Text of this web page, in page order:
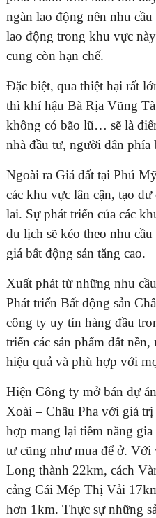
ngàn lao động nên nhu
lao động trong khu vực
cung còn hạn chế.
Đặc biệt, qua thiệt hại rất
thì khí hậu Bà Rịa Vũng
không có bão lũ… sẽ là
nhà đầu tư, người dân phía
Ngoài ra Giá đất tại Phú
các khu vực lân cận, tạo
lai. Sự phát triển của các
du lịch sẽ kéo theo nhu
giá bất động sản tăng cao.
Xuất phát từ những nhu
Phát triển Bất động sản
công ty uy tín hàng đầu
triển các sản phẩm đất
hiệu quả và phù hợp với
Hiện Công ty mở bán dự
Xoài – Châu Pha với giá
hợp mang lại tiềm năng
tư cũng như mua để ở. Với
Long thành 22km, cách
cảng Cái Mép Thị Vải
hơn 1km. Thực sự những